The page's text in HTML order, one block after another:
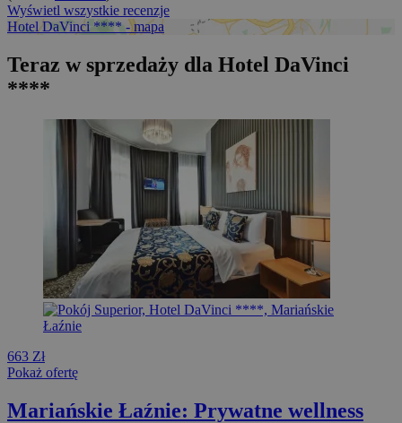
Wyświetl wszystkie recenzje
Hotel DaVinci **** - mapa
Teraz w sprzedaży dla Hotel DaVinci
****
663 Zł
Pokaż ofertę
Mariańskie Łaźnie: Prywatne wellness